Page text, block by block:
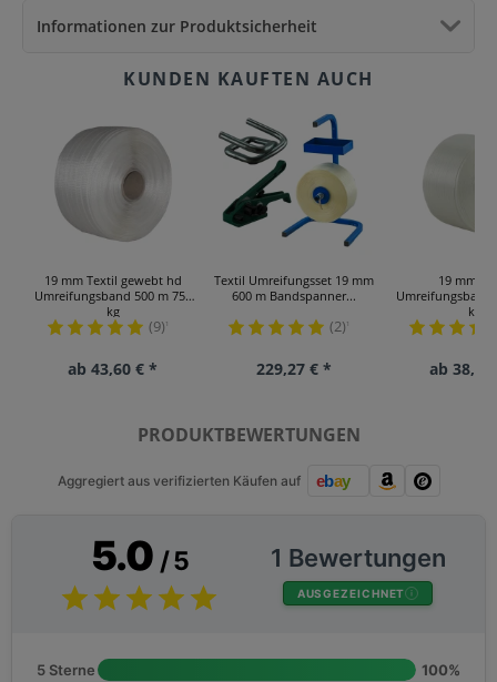
Informationen zur Produktsicherheit
19 mm Textil gewebt hd
Umreifungsband 500 m 750
kg
(9)¹
ab 43,60 € *
Textil Umreifungsset 19 mm
600 m Bandspanner...
(2)¹
229,27 € *
19 mm
Umreifungsband
kg
ab
PRODUKTBEWERTUNGEN
Aggregiert aus verifizierten Käufen auf
5.0 / 5 1 Bewertungen
AUSGEZEICHNET
5 Sterne 100%